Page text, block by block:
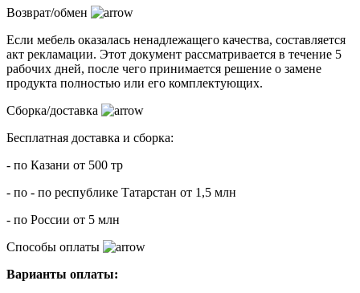
Возврат/обмен
Если мебель оказалась ненадлежащего качества, составляется
акт рекламации. Этот документ рассматривается в течение 5
рабочих дней, после чего принимается решение о замене
продукта полностью или его комплектующих.
Сборка/доставка
Бесплатная доставка и сборка:
- по Казани от 500 тр
- по - по республике Татарстан от 1,5 млн
- по России от 5 млн
Способы оплаты
Варианты оплаты: